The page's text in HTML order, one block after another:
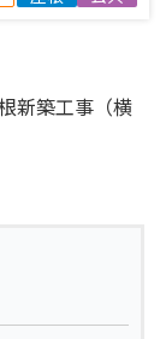
新築工事（横